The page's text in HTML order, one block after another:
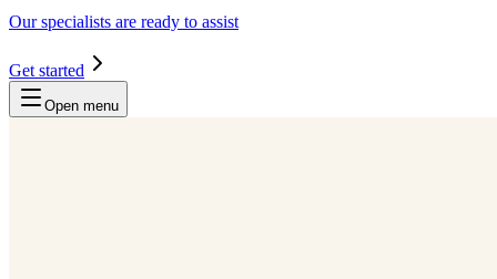
Our specialists are ready to assist​​​​‌ ‍ ​‍​‍‌‍ ‌ ​‍‌‍‍‌‌‍‌ ‌‍‍‌‌‍ ‍​‍​‍​ ‍‍​‍​‍‌ ​ ‌‍​‌‌‍ ‍‌‍‍‌‌ ‌​‌ ‍‌​‍ ‍‌‍‍‌‌‍ ​‍​‍​‍ ​​‍​‍‌‍‍​‌ ​‍‌‍‌‌‌‍‌‍​‍​‍​ ‍‍​‍​‍‌‍‍​‌ ‌​‌ ‌​‌ ​​​ ‍‍​‍ ​‍ ‌‍ ​‌‍ ‌‍​ ‌‍​‌‌‍ ​‌‍‍​‌‍ ‌ ​ ‌ ‌​​ ‍‍​ ​ ​ ​​​ ​​​ ​​​‍ ‌ ​ ‌ ‌​‌ ‌‌‌‍‌​‌‍‍‌‌‍ ​‍ ‌‍‍‌‌‍ ‍‌ ‌​‌‍‌‌‌‍ ‍‌ ‌​​‍ ‌‍‌‌‌‍‌​‌‍‍‌‌ ‌​​‍ ‌‍ ‌‌‍ ‌‍‌​‌‍‌‌​ ‌‌ ​​‌ ​‍‌‍‌‌‌ ​ ‌‍‌‌‌‍ ‍‌ ‌​‌‍​‌‌ ‌​‌‍‍‌‌‍ ‌‍ ‍​ ‍ ‌‍‍‌‌‍‌​​ ‌​ ​‌​ ‍​​ ‍​‌‍‌‍‌‍​ ​ ‌ ​ ​ ‌‍​ ​‍ ‌​ ​ ‌‍​‌​ ​​‌‍‌‌​‍ ‌​ ‌​​ ​ ​ ​‌​ ​​​‍ ‌​ ‍​‌‍‌‍​ ‍‌​ ​ ​‍ ‌‌‍​‌‌‍‌‍‌‍​ ‌‍​‍​ ‌‍‌‍​ ​ ​‌​ ​ ​ ‍‌​ ‍‌​ ‌‍‌‍​‍​ ‍ ‌ ‌​‌ ‍‌‌ ​​‌‍‌‌​ ‌‌‍ ‍‌‍​‌‌ ‌‍‌‍‍‌‌‍‌ ‌‍​‌‌ ‌​‌‍‍‌‌‍ ‌‍ ‍​ ‍ ‌ ​​‌‍​‌‌ ‌​‌‍‍​​ ‌‌‍ ‍‌‍​‌‌ ‌‍‌‍‍‌‌‍‌ ‌‍​‌‌ ‌​‌‍‍‌‌‍ ‌‍ ‍‌​‍‌‌ ‌​‌‍‌‌‌‍ ‌‌ ​ ​‍‌‌​ ‌‌‌​​‍‌‌ ‌‍‍ ‌‍‌‌‌ ‍‌​‍‌‌​ ​ ‌​‌​​‍‌‌​ ​ ‌​‌​​‍‌‌​ ​‍​ ​‍​ ‍‌​ ‍​‌‍‌‍‌‍‌​‌‍​‌​ ​​‌‍​‌​ ​‌‌‍​‍​ ‍​​ ‍​​ ​‌​‍‌‌​ ​‍​ ​‍​‍‌‌​ ‌‌‌​‌​​‍ ‍‌‍​ ‌‍‍​‌‍‍‌‌‍ ​‌‍‌​‌ ​‍‌‍‌‌‌‍ ‍​‍‌‌​ ‌‌‌​​‍‌‌ ‌‍‍ ‌‍‌‌‌ ‍‌​‍‌‌​ ​ ‌​‌​​‍‌‌​ ​ ‌​‌​​‍‌‌​ ​‍​ ​‍​ ‍​‌‍‌​​ ​‍​ ‍‌​ ​​​ ‌‍‌‍‌‍​ ​​​ ‌ ​ ‍‌‌‍​‌‌‍‌​​‍‌‌​ ​‍​ ​‍​‍‌‌​ ‌‌‌​‌​​‍ ‍‌‍‌‌‌ ‍​‌‍​ ‌‍‌‌‌ ​‍‌ ​​‌ ‌​​ ‌‍​‍‌‍​‌‌ ​ ‌‍‌‌‌‌‌‌‌ ​‍‌‍ ​​ ‌‌‍‍​‌ ‌​‌ ‌​‌ ​​​‍‌‌​ ​ ‌​​‌​‍‌‌​ ​‍‌​‌‍​‍‌‌​ ​‍‌​‌‍‌‍ ​‌‍ ‌‍​ ‌‍​‌‌‍ ​‌‍‍​‌‍ ‌ ​ ‌ ‌​​‍‌‌​ ​ ‌​​‌​ ​ ​ ​​​ ​​​ ​​​‍‌‌​ ​‍‌​‌‍‌ ​ ‌ ‌​‌ ‌‌‌‍‌​‌‍‍‌‌‍ ​‍‌‍‌‍‍‌‌‍‌​​ ‌​ ​‌​ ‍​​ ‍​‌‍‌‍‌‍​ ​ ‌ ​ ​ ‌‍​ ​‍ ‌​ ​ ‌‍​‌​ ​​‌‍‌‌​‍ ‌​ ‌​​ ​ ​ ​‌​ ​​​‍ ‌​ ‍​‌‍‌‍​ ‍‌​ ​ ​‍ ‌‌‍​‌‌‍‌‍‌‍​ ‌‍​‍​ ‌‍‌‍​ ​ ​‌​ ​ ​ ‍‌​ ‍‌​ ‌‍‌‍​‍​‍‌‍‌ ‌​‌ ‍‌‌ ​​‌‍‌‌​ ‌‌‍ ‍‌‍​‌‌ ‌‍‌‍‍‌‌‍‌ ‌‍​‌‌ ‌​‌‍‍‌‌‍ ‌‍ ‍​‍‌‍‌ ​​‌‍​‌‌ ‌​‌‍‍​​ ‌‌‍ ‍‌‍​‌‌ ‌‍‌‍‍‌‌‍‌ ‌‍​‌‌ ‌​‌‍‍‌‌‍ ‌‍ ‍‌​‍‌‌ ‌​‌‍‌‌‌‍ ‌‌ ​ ​‍‌‌​ ‌‌‌​​‍‌‌ ‌‍‍ ‌‍‌‌‌ ‍‌​‍‌‌​ ​ ‌​‌​​‍‌‌​ ​ ‌​‌​​‍‌‌​ ​‍​ ​‍​ ‍‌​ ‍​‌‍‌‍‌‍‌​‌‍​‌​ ​​‌‍​‌​ ​‌‌‍​‍​ ‍​​ ‍​​ ​‌​‍‌‌​ ​‍​ ​‍​‍‌‌​ ‌‌‌​‌​​‍ ‍‌‍​ ‌‍‍​‌‍‍‌‌‍ ​‌‍‌​‌ ​‍‌‍‌‌‌‍ ‍​‍‌‌​ ‌‌‌​​‍‌‌ ‌‍‍ ‌‍‌‌‌ ‍‌​‍‌‌​ ​ ‌​‌​​‍‌‌​ ​ ‌​‌​​‍‌‌​ ​‍​ ​‍​ ‍​‌‍‌​​ ​‍​ ‍‌​ ​​​ ‌‍‌‍‌‍​ ​​​ ‌ ​ ‍‌‌‍​‌‌‍‌​​‍‌‌​ ​‍​ ​‍​‍‌‌​ ‌‌‌​‌​​‍ ‍‌‍‌‌‌ ‍​‌‍​ ‌‍‌‌‌ ​‍‌ ​​‌ ‌​​‍‌‍‌ ​​‌‍‌‌‌ ​‍‌ ​ ‌ ​​‌‍‌‌‌‍​ ‌ ‌​‌‍‍‌‌ ‌‍‌‍‌‌​ ‌‌ ​​‌ ‌‌‌‍​‍‌‍ ​‌‍‍‌‌ ​ ‌‍‍​‌‍‌‌‌‍‌​​‍​‍‌ ‌
Get started
Open menu